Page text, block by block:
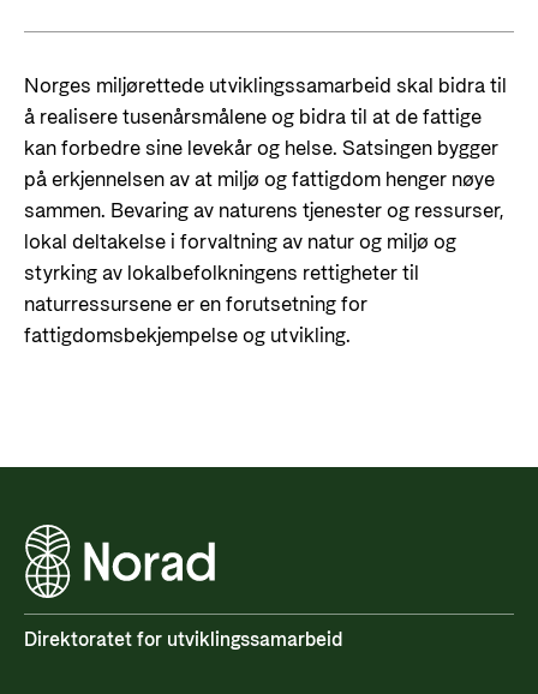
Styresett og økonomisk utvikling
For næringslivet
Statsgarantiordningen for investeringer i
fornybar energi
Norad - Partnerskap med privat sektor
Nyttige lenker
Viktige dokumenter og lenker
Partnerfordeling
Historie
Kontakt
Kontakt oss
Norads Varslingstjeneste
Presse og media
Norges miljørettede utviklingssamarbeid skal bidra til
å realisere tusenårsmålene og bidra til at de fattige
kan forbedre sine levekår og helse. Satsingen bygger
på erkjennelsen av at miljø og fattigdom henger nøye
sammen. Bevaring av naturens tjenester og ressurser,
lokal deltakelse i forvaltning av natur og miljø og
styrking av lokalbefolkningens rettigheter til
naturressursene er en forutsetning for
fattigdomsbekjempelse og utvikling.
Direktoratet for utviklingssamarbeid